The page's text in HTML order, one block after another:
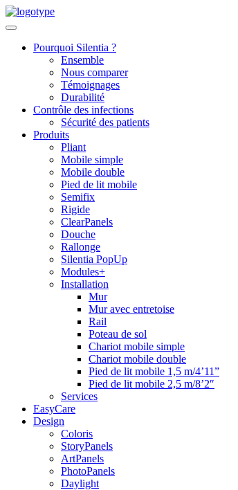
Skip
to
Pourquoi Silentia ?
Ensemble
Nous comparer
Témoignages
Durabilité
Contrôle des infections
Sécurité des patients
Produits
Pliant
Mobile simple
Mobile double
Pied de lit mobile
Semifix
Rigide
ClearPanels
Douche
Rallonge
Silentia PopUp
Modules+
Installation
Mur
Mur avec entretoise
Rail
Poteau de sol
Chariot mobile simple
Chariot mobile double
Pied de lit mobile 1,5 m/4’11”
Pied de lit mobile 2,5 m/8’2″
Services
EasyCare
Design
Coloris
StoryPanels
ArtPanels
PhotoPanels
Daylight